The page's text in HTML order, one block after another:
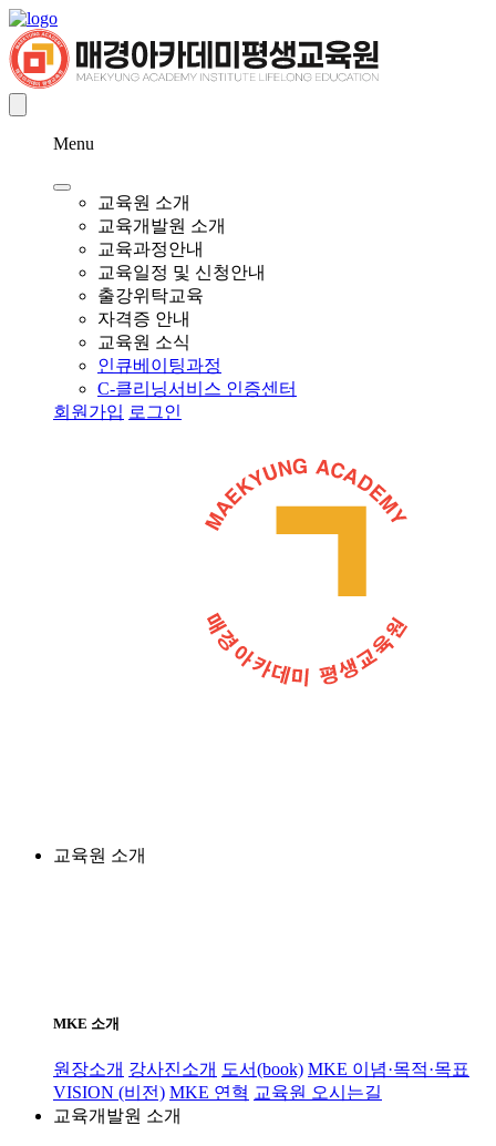
Menu
교육원 소개
교육개발원 소개
교육과정안내
교육일정 및 신청안내
출강위탁교육
자격증 안내
교육원 소식
인큐베이팅과정
C-클리닝서비스 인증센터
회원가입 로그인
교육원 소개
MKE 소개
원장소개 강사진소개 도서(book) MKE 이념·목적·목표
VISION (비전) MKE 연혁 교육원 오시는길
교육개발원 소개